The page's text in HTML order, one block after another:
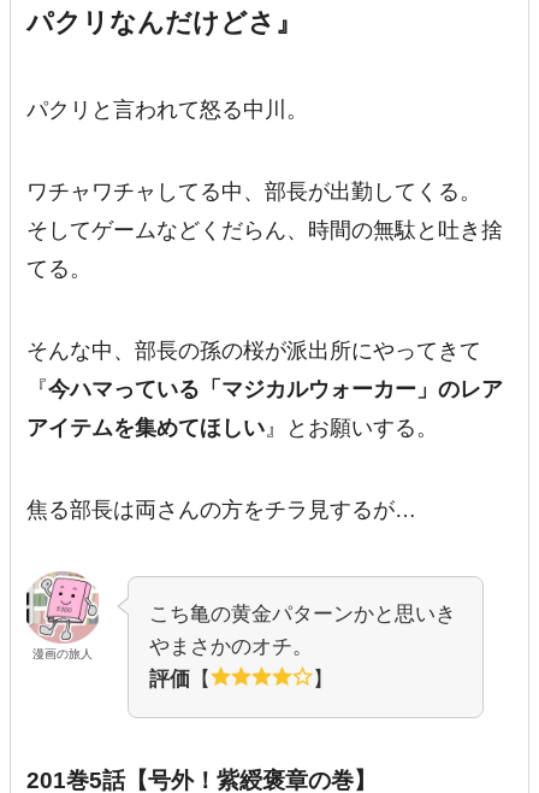
パクリなんだけどさ』
パクリと言われて怒る中川。
ワチャワチャしてる中、部長が出勤してくる。
そしてゲームなどくだらん、時間の無駄と吐き捨
てる。
そんな中、部長の孫の桜が派出所にやってきて
『今ハマっている「マジカルウォーカー」のレア
アイテムを集めてほしい 』とお願いする。
焦る部長は両さんの方をチラ見するが…
漫画の旅人
こち亀の黄金パターンかと思いき
やまさかのオチ。
評価 【 】
201巻5話【号外！紫綬褒章の巻】